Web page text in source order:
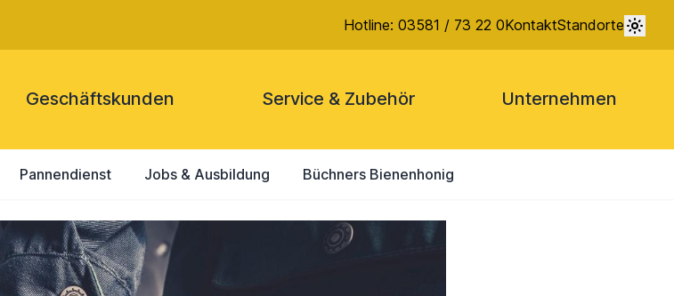
Hotline: 03581 / 73 22 0KontaktStandorte
Geschäftskunden Service & Zubehör Unternehmen
Pannendienst Jobs & Ausbildung Büchners Bienenhonig